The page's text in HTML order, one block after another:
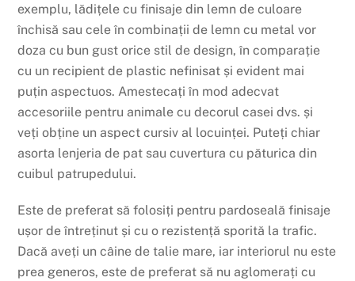
exemplu, lădițele cu finisaje din lemn de culoare
închisă sau cele în combinații de lemn cu metal vor
doza cu bun gust orice stil de design, în comparație
cu un recipient de plastic nefinisat și evident mai
puțin aspectuos. Amestecați în mod adecvat
accesoriile pentru animale cu decorul casei dvs. și
veți obține un aspect cursiv al locuinței. Puteți chiar
asorta lenjeria de pat sau cuvertura cu păturica din
cuibul patrupedului.
Este de preferat să folosiți pentru pardoseală finisaje
ușor de întreținut și cu o rezistență sporită la trafic.
Dacă aveți un câine de talie mare, iar interiorul nu este
prea generos, este de preferat să nu aglomerați cu